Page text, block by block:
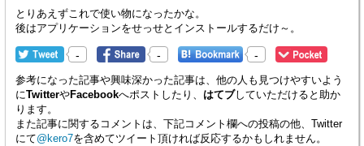
とりあえずこれで使い物になったかな。
後はアプリケーションをせっせとインストールするだけ～。
- - -
参考になった記事や興味深かった記事は、他の人も見つけやすいよう
にTwitterやFacebookへポストしたり、 はてブしていただけると助か
ります。
また記事に関するコメントは、下記コメント欄への投稿の他、Twitter
にて@kero7を含めてツイート頂ければ反応するかもしれません。